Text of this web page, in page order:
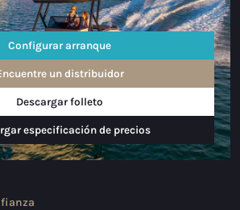
Configurar arranque
un distribuidor
Descargar folleto
especificación de precios